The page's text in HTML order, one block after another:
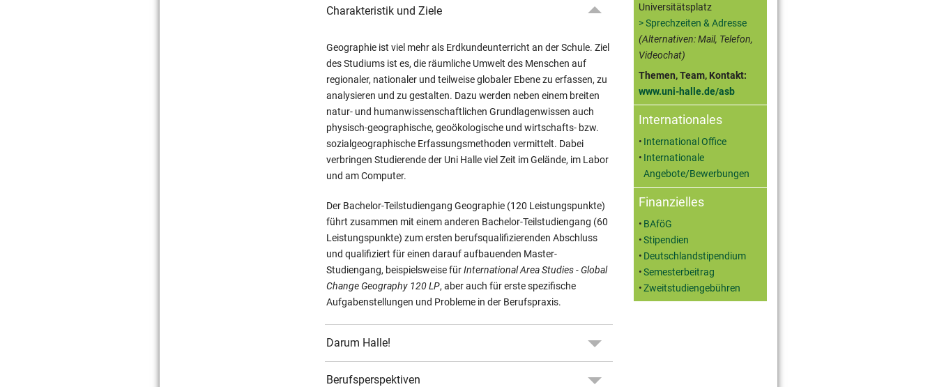
Charakteristik und Ziele
Geographie ist viel mehr als Erdkundeunterricht an der Schule. Ziel
des Studiums ist es, die räumliche Umwelt des Menschen auf
regionaler, nationaler und teilweise globaler Ebene zu erfassen, zu
analysieren und zu gestalten. Dazu werden neben einem breiten
natur- und humanwissenschaftlichen Grundlagenwissen auch
physisch-geographische, geoökologische und wirtschafts- bzw.
sozialgeographische Erfassungsmethoden vermittelt. Dabei
verbringen Studierende der Uni Halle viel Zeit im Gelände, im Labor
und am Computer.
Der Bachelor-Teilstudiengang Geographie (120 Leistungspunkte)
führt zusammen mit einem anderen Bachelor-Teilstudiengang (60
Leistungspunkte) zum ersten berufsqualifizierenden Abschluss
und qualifiziert für einen darauf aufbauenden Master-
Studiengang, beispielsweise fürInternational Area Studies - Global
Change Geography 120 LP, aber auch für erste spezifische
Aufgabenstellungen und Probleme in der Berufspraxis.
Darum Halle!
Berufsperspektiven
Universitätsplatz
> Sprechzeiten & Adresse
(Alternativen: Mail, Telefon,
Videochat)
Themen, Team, Kontakt:
www.uni-halle.de/asb
Internationales
International Office
Internationale
Angebote/Bewerbungen
Finanzielles
BAföG
Stipendien
Deutschlandstipendium
Semesterbeitrag
Zweitstudiengebühren